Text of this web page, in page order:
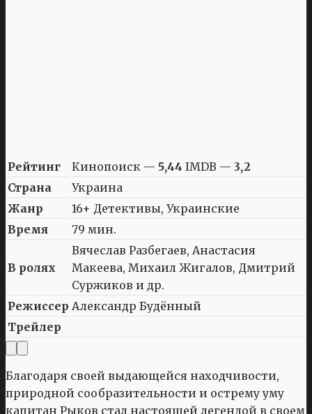
Рейтинг Кинопоиск — 5,44 IMDB — 3,2
Страна
Украина
Жанр
16+ Детективы, Украинские
Время
79 мин.
В ролях
Вячеслав Разбегаев, Анастасия
Макеева, Михаил Жигалов, Дмитрий
Суржиков и др.
Режиссер Александр Будённый
Трейлер
Благодаря своей выдающейся находчивости,
природной сообразительности и острему уму
капитан Рыков стал настоящей легендой в своем